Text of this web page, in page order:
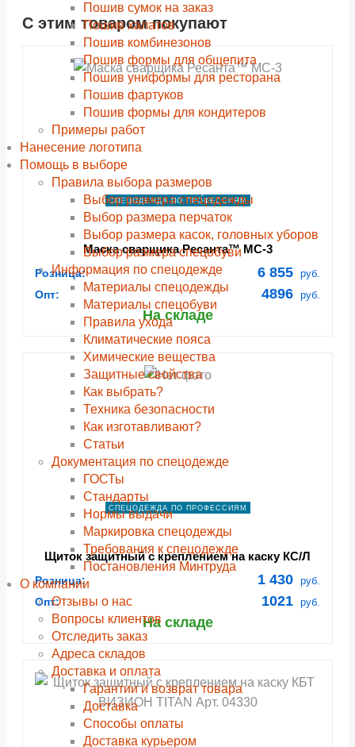
Пошив сумок на заказ
Пошив халатов
Пошив комбинезонов
Пошив формы для общепита
Пошив униформы для ресторана
Пошив фартуков
Пошив формы для кондитеров
Примеры работ
Нанесение логотипа
Помощь в выборе
Правила выбора размеров
Выбор размера спецодежды
Выбор размера перчаток
Выбор размера касок, головных уборов
Выбор размера спецобуви
Информация по спецодежде
Материалы спецодежды
Материалы спецобуви
Правила ухода
Климатические пояса
Химические вещества
Защитные свойства
Как выбрать?
Техника безопасности
Как изготавливают?
Статьи
Документация по спецодежде
ГОСТы
Cтандарты
Нормы выдачи
Маркировка спецодежды
Требования к спецодежде
Постановления Минтруда
О компании
Отзывы о нас
Вопросы клиентов
Отследить заказ
Адреса складов
Доставка и оплата
Гарантии и возврат товара
Доставка
Способы оплаты
Доставка курьером
С этим товаром покупают
shopping_cart В КОРЗИНУ
navigate_next
ПОДРОБНЕЕ
СПЕЦОДЕЖДА ПО ПРОФЕССИЯМ
Маска сварщика Ресанта™ МС-3
Розница: 6 855 руб.
Опт: 4896 руб.
На складе
shopping_cart В КОРЗИНУ
navigate_next
ПОДРОБНЕЕ
СПЕЦОДЕЖДА ПО ПРОФЕССИЯМ
Щиток защитный с креплением на каску КС/Л
СТАЛЬ Арт. 04416
Розница: 1 430 руб.
Опт: 1021 руб.
На складе
shopping_cart В КОРЗИНУ
navigate_next
ПОДРОБНЕЕ
shopping_cart В КОРЗИНУ
navigate_next
ПОДРОБНЕЕ
shopping_cart В КОРЗИНУ
navigate_next
ПОДРОБНЕЕ
shopping_cart В КОРЗИНУ
navigate_next
ПОДРОБНЕЕ
shopping_cart В КОРЗИНУ
navigate_next
ПОДРОБНЕЕ
shopping_cart В КОРЗИНУ
navigate_next
ПОДРОБНЕЕ